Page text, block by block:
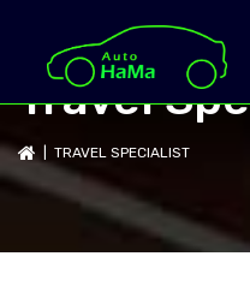
Travel
| TRAVEL SPECIALIST